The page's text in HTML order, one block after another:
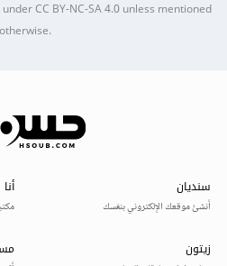
underCC BY-NC-SA 4.0unless mentioned
otherwise.